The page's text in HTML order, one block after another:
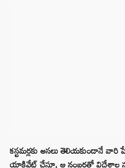
కస్టమర్లకు అసలు తెలియకుండానే వారి
యాక్టివేట్ చేస్తూ, ఆ నంబర్లతో విదేశాల